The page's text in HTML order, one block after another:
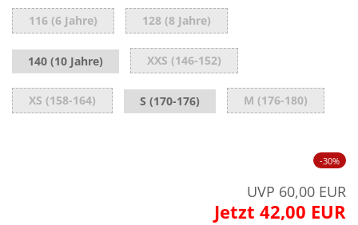
116 (6 Jahre)
128 (8 Jahre)
140 (10 Jahre) XXS (146-152)
XS (158-164) S (170-176) M (176-180)
-30%
UVP 60,00 EUR
Jetzt 42,00 EUR